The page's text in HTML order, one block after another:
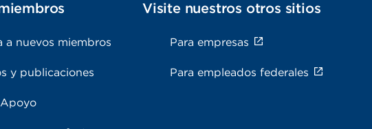
a nuevos miembros
y publicaciones
Visite nuestros otros sitios
Para empresas
Para empleados federales